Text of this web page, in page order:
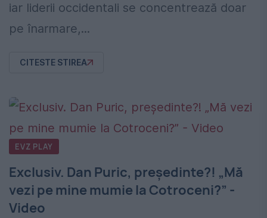
iar liderii occidentali se concentrează doar
pe înarmare,...
CITESTE STIREA
EVZ PLAY
Exclusiv. Dan Puric, președinte?! „Mă
vezi pe mine mumie la Cotroceni?” -
Video